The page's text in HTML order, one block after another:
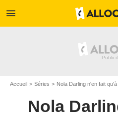
menu
Accueil Séries Nola Darling n'en fait
Nola